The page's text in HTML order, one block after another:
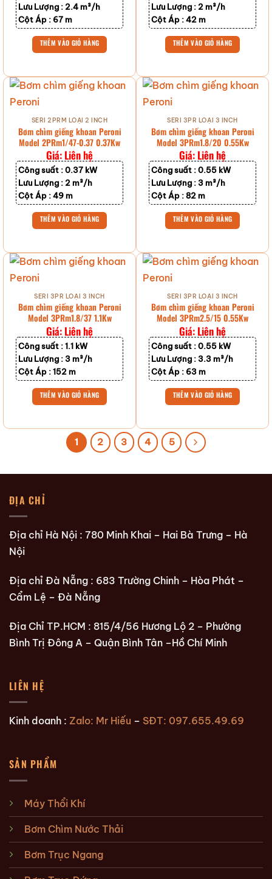
Lưu Lượng : 2.4 m³/h
Cột Áp : 67 m
THÊM VÀO GIỎ HÀNG
Lưu Lượng : 2 m³/h
Cột Áp :42 m
THÊM VÀO GIỎ HÀNG
SERI 2PRM LOẠI 2 INCH
Bơm chìm giếng khoan Peroni
Model 2PRm1/47-0.37 0.37Kw
Giá: Liên hệ
Công suất :0.37 kW
Lưu Lượng : 2 m³/h
Cột Áp :49 m
THÊM VÀO GIỎ HÀNG
SERI 3PR LOẠI 3 INCH
Bơm chìm giếng khoan Peroni
Model 3PRm1.8/20 0.55Kw
Giá: Liên hệ
Công suất :0.55 kW
Lưu Lượng : 3 m³/h
Cột Áp :82 m
THÊM VÀO GIỎ HÀNG
SERI 3PR LOẠI 3 INCH
Bơm chìm giếng khoan Peroni
Model 3PRm1.8/37 1.1Kw
Giá: Liên hệ
Công suất :1.1 kW
Lưu Lượng : 3 m³/h
Cột Áp :152 m
THÊM VÀO GIỎ HÀNG
SERI 3PR LOẠI 3 INCH
Bơm chìm giếng khoan Peroni
Model 3PRm2.5/15 0.55Kw
Giá: Liên hệ
Công suất :0.55 kW
Lưu Lượng : 3.3 m³/h
Cột Áp : 63 m
THÊM VÀO GIỎ HÀNG
1 2 3 4 5
ĐỊA CHỈ
Địa chỉ Hà Nội : 780 Minh Khai – Hai Bà Trưng – Hà
Nội
Địa chỉ Đà Nẵng : 683 Trường Chinh – Hòa Phát –
Cẩm Lệ – Đà Nẵng
Địa Chỉ TP.HCM : 815/4/56 Hương Lộ 2 – Phường
Bình Trị Đông A – Quận Bình Tân –Hồ Chí Minh
LIÊN HỆ
Kinh doanh : Zalo: Mr Hiếu – SĐT: 097.655.49.69
SẢN PHẨM
Máy Thổi Khí
Bơm Chìm Nước Thải
Bơm Trục Ngang